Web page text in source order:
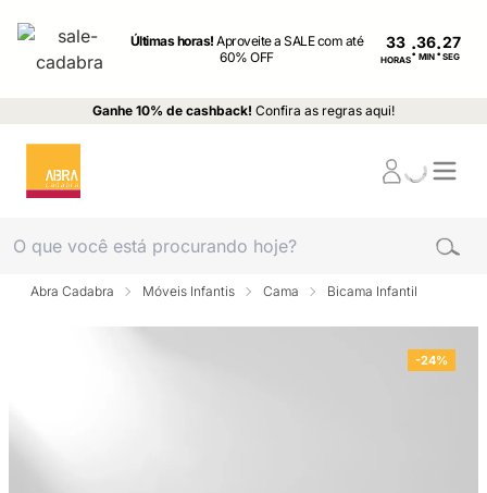
Últimas horas!Aproveite a SALE com até
60% OFF
33
HORAS: MIN : SEG
Ganhe 10% de cashback! Confira as regras aqui!
Abra Cadabra Móveis Infantis Cama Bicama Infantil
-24%